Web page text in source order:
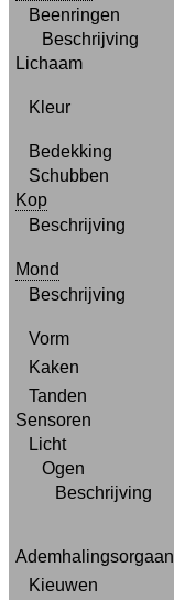
Beenringen
Beschrijving
Lichaam
Kleur
Bedekking
Schubben
Kop
Beschrijving
Mond
Beschrijving
Vorm
Kaken
Tanden
Sensoren
Licht
Ogen
Beschrijving
Ademhalingsorgaan
Kieuwen